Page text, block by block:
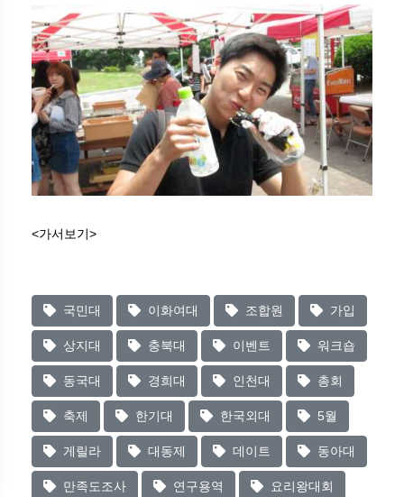
<가서보기>
국민대 이화여대 조합원 가입
상지대 충북대 이벤트 워크숍
동국대 경희대 인천대 총회
축제 한기대 한국외대 5월
게릴라 대동제 데이트 동아대
만족도조사 연구용역 요리왕대회